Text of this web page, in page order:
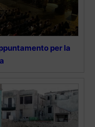
per la